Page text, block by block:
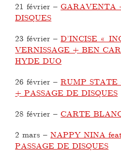
21 février – GARAVENTA
DISQUES
23 février –D’INCISE «
VERNISSAGE + BEN
HYDE DUO
26 février –RUMP
+ PASSAGE DE DISQUES
28 février – CARTE
2 mars –NAPPY NINA
PASSAGE DE DISQUES